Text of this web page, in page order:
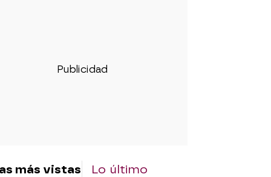
más vistas Lo último